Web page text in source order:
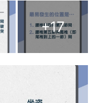
+17